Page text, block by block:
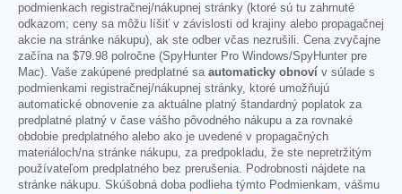
podmienkach registračnej/nákupnej stránky (ktoré sú tu zahrnuté
odkazom; ceny sa môžu líšiť v závislosti od krajiny alebo propagačnej
akcie na stránke nákupu), ak ste odber včas nezrušili. Cena zvyčajne
začína na $79.98 polročne (SpyHunter Pro Windows/SpyHunter pre
Mac). Vaše zakúpené predplatné sa automaticky obnoví v súlade s
podmienkami registračnej/nákupnej stránky, ktoré umožňujú
automatické obnovenie za aktuálne platný štandardný poplatok za
predplatné platný v čase vášho pôvodného nákupu a za rovnaké
obdobie predplatného alebo ako je uvedené v propagačných
materiáloch/na stránke nákupu, za predpokladu, že ste nepretržitým
používateľom predplatného bez prerušenia. Podrobnosti nájdete na
stránke nákupu. Skúšobná doba podlieha týmto Podmienkam, vášmu